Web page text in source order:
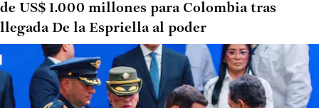
de US$ 1.000 millones para Colombia tras
llegada De la Espriella al poder